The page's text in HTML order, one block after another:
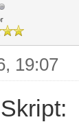
19:07